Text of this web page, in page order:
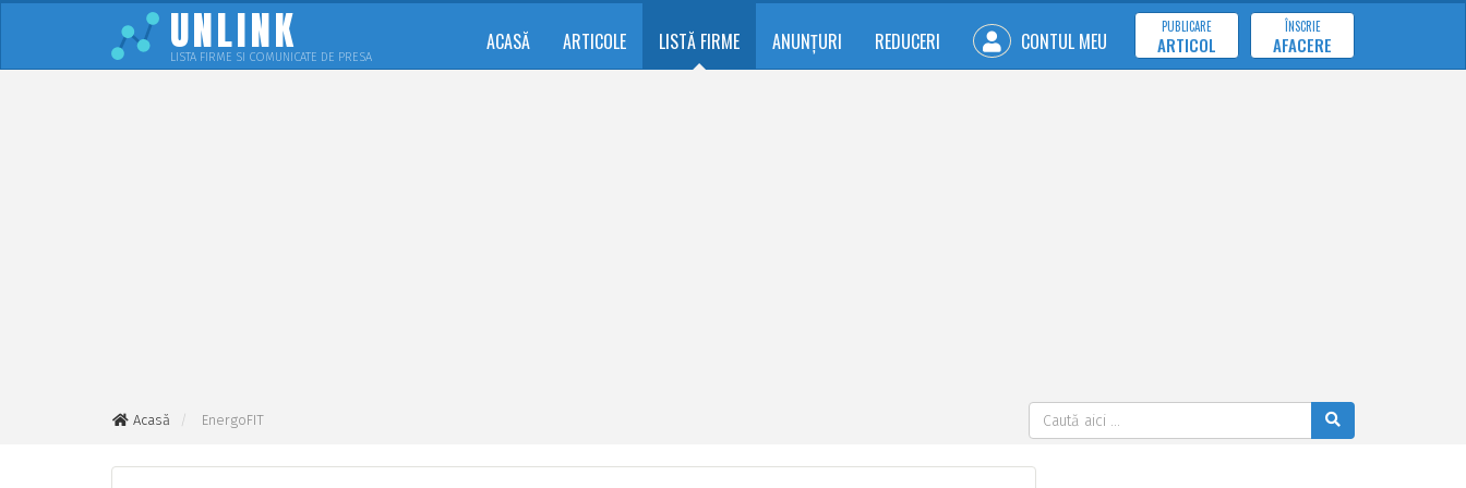
UNLINK
LISTA FIRME SI COMUNICATE DE PRESA
ACASĂ ARTICOLE LISTĂ FIRME ANUNȚURI REDUCERI CONTUL MEU
PUBLICARE
ARTICOL
ÎNSCRIE
AFACERE
Acasă EnergoFIT